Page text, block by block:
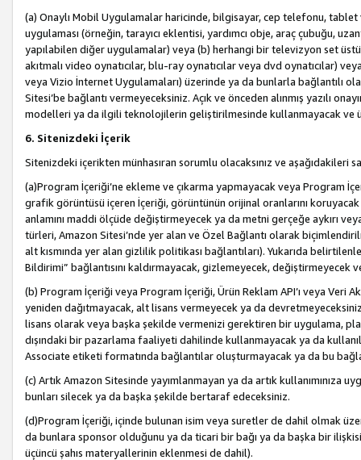
(a) Onaylı Mobil Uygulamalar haricinde, bilgisayar, cep telefonu,
uygulaması (örneğin, tarayıcı eklentisi, yardımcı obje, araç çubuğu,
yapılabilen diğer uygulamalar) veya (b) herhangi bir televizyon set
akıtmalı video oynatıcılar, blu-ray oynatıcılar veya dvd oynatıcılar)
veya Vizio İnternet Uygulamaları) üzerinde ya da bunlarla bağlantılı
Sitesi’be bağlantı vermeyeceksiniz. Açık ve önceden alınmış yazılı
modelleri ya da ilgili teknolojilerin geliştirilmesinde kullanmayacak ve
6. Sitenizdeki İçerik
Sitenizdeki içerikten münhasıran sorumlu olacaksınız ve aşağıdakileri
(a)Program İçeriği’ne ekleme ve çıkarma yapmayacak veya Program
grafik görüntüsü içeren İçeriği, görüntünün orijinal oranlarını
anlamını maddi ölçüde değiştirmeyecek ya da metni gerçeğe aykırı
türleri, Amazon Sitesi’nde yer alan ve Özel Bağlantı olarak
alt kısmında yer alan gizlilik politikası bağlantıları). Yukarıda
Bildirimi” bağlantısını kaldırmayacak, gizlemeyecek,
(b) Program İçeriği veya Program İçeriği, Ürün Reklam API’ı veya Veri
yeniden dağıtmayacak, alt lisans vermeyecek ya da
lisans olarak veya başka şekilde vermenizi gerektiren bir uygulama,
dışındaki bir pazarlama faaliyeti dahilinde kullanmayacak ya da
Associate etiketi formatında bağlantılar oluşturmayacak ya da bu
(c) Artık Amazon Sitesinde yayımlanmayan ya da artık kullanımınıza
bunları silecek ya da başka şekilde bertaraf edeceksiniz.
(d)Program İçeriği, içinde bulunan isim veya suretler de dahil olmak
da bunlara sponsor olduğunu ya da ticari bir bağı ya da başka bir
üçüncü şahıs materyallerinin eklenmesi de dahil).